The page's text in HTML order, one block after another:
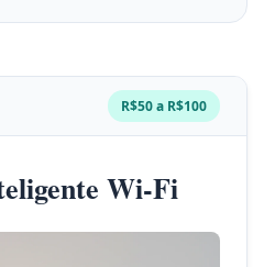
R$50 a R$100
Wi-Fi